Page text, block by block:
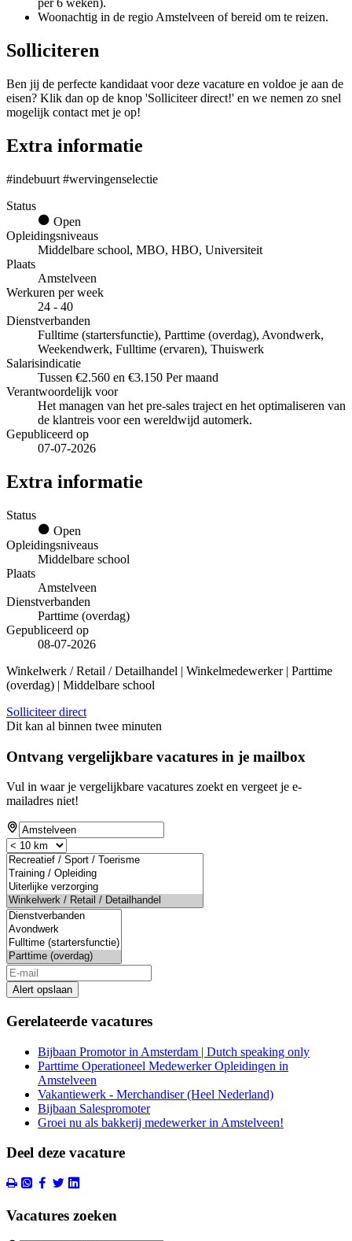
per 6 weken).
Woonachtig in de regio Amstelveen of bereid om te reizen.
Solliciteren
Ben jij de perfecte kandidaat voor deze vacature en voldoe je aan de
eisen? Klik dan op de knop 'Solliciteer direct!' en we nemen zo snel
mogelijk contact met je op!
Extra informatie
#indebuurt #wervingenselectie
Status
Open
Opleidingsniveaus
Middelbare school, MBO, HBO, Universiteit
Plaats
Amstelveen
Werkuren per week
24 - 40
Dienstverbanden
Fulltime (startersfunctie), Parttime (overdag), Avondwerk,
Weekendwerk, Fulltime (ervaren), Thuiswerk
Salarisindicatie
Tussen €2.560 en €3.150 Per maand
Verantwoordelijk voor
Het managen van het pre-sales traject en het optimaliseren van
de klantreis voor een wereldwijd automerk.
Gepubliceerd op
07-07-2026
Extra informatie
Status
Open
Opleidingsniveaus
Middelbare school
Plaats
Amstelveen
Dienstverbanden
Parttime (overdag)
Gepubliceerd op
08-07-2026
Winkelwerk / Retail / Detailhandel | Winkelmedewerker | Parttime
(overdag) | Middelbare school
Solliciteer direct
Dit kan al binnen twee minuten
Ontvang vergelijkbare vacatures in je mailbox
Vul in waar je vergelijkbare vacatures zoekt en vergeet je e-
mailadres niet!
Alert opslaan
Gerelateerde vacatures
Bijbaan Promotor in Amsterdam | Dutch speaking only
Parttime Operationeel Medewerker Opleidingen in
Amstelveen
Vakantiewerk - Merchandiser (Heel Nederland)
Bijbaan Salespromoter
Groei nu als bakkerij medewerker in Amstelveen!
Deel deze vacature
Vacatures zoeken